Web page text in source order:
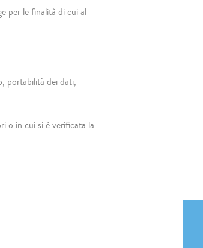
per le finalità di cui al
portabilità dei dati,
o in cui si è verificata la